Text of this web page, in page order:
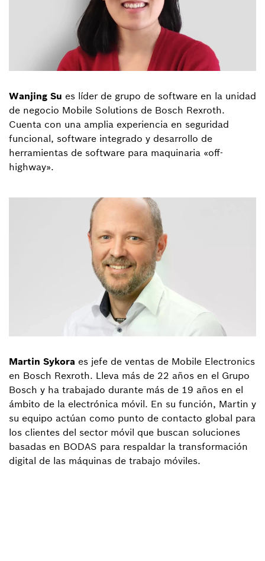
Wanjing Su es líder de grupo de software en la unidad
de negocio Mobile Solutions de Bosch Rexroth.
Cuenta con una amplia experiencia en seguridad
funcional, software integrado y desarrollo de
herramientas de software para maquinaria «off-
highway».
Martin Sykora es jefe de ventas de Mobile Electronics
en Bosch Rexroth. Lleva más de 22 años en el Grupo
Bosch y ha trabajado durante más de 19 años en el
ámbito de la electrónica móvil. En su función, Martin y
su equipo actúan como punto de contacto global para
los clientes del sector móvil que buscan soluciones
basadas en BODAS para respaldar la transformación
digital de las máquinas de trabajo móviles.